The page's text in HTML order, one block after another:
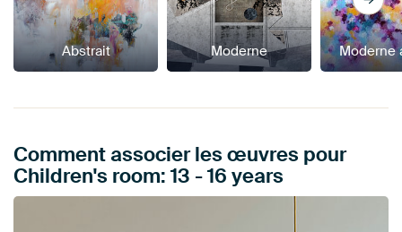
Abstrait Moderne Moderne
Comment associer les œuvres pour
Children's room: 13 - 16 years